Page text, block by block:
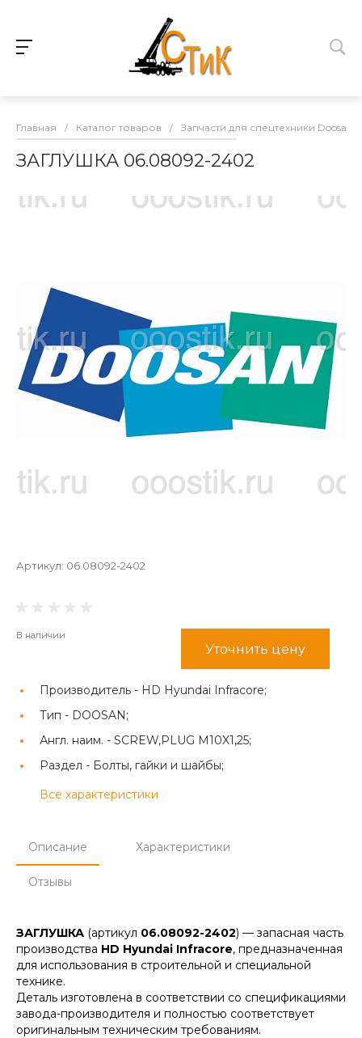
Главная / Каталог товаров / Запчасти для спецтехники Doosan
ЗАГЛУШКА 06.08092-2402
Артикул: 06.08092-2402
В наличии
Уточнить цену
Производитель - HD Hyundai Infracore;
Тип - DOOSAN;
Англ. наим. - SCREW,PLUG M10X1,25;
Раздел - Болты, гайки и шайбы;
Все характеристики
Описание Характеристики
Отзывы
ЗАГЛУШКА (артикул 06.08092-2402) — запасная часть
производства HD Hyundai Infracore, предназначенная
для использования в строительной и специальной
технике.
Деталь изготовлена в соответствии со спецификациями
завода-производителя и полностью соответствует
оригинальным техническим требованиям.